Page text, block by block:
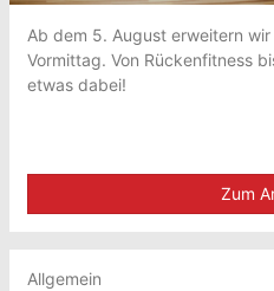
Ab dem 5. August erweitern
Vormittag. Von Rückenfitness
etwas dabei!
Zum
Allgemein